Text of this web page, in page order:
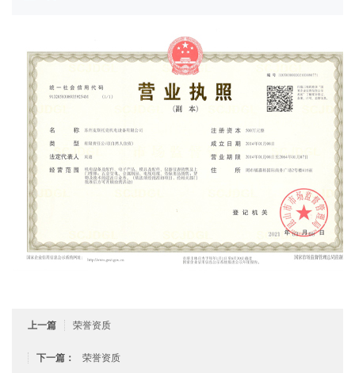
上一篇 荣誉资质
下一篇： 荣誉资质